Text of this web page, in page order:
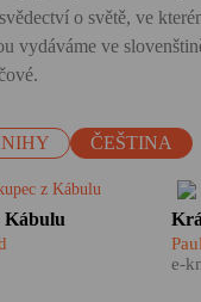
o světě, ve
vydáváme ve
ČEŠTINA
tohle datum
na
po
Kábulu
e-